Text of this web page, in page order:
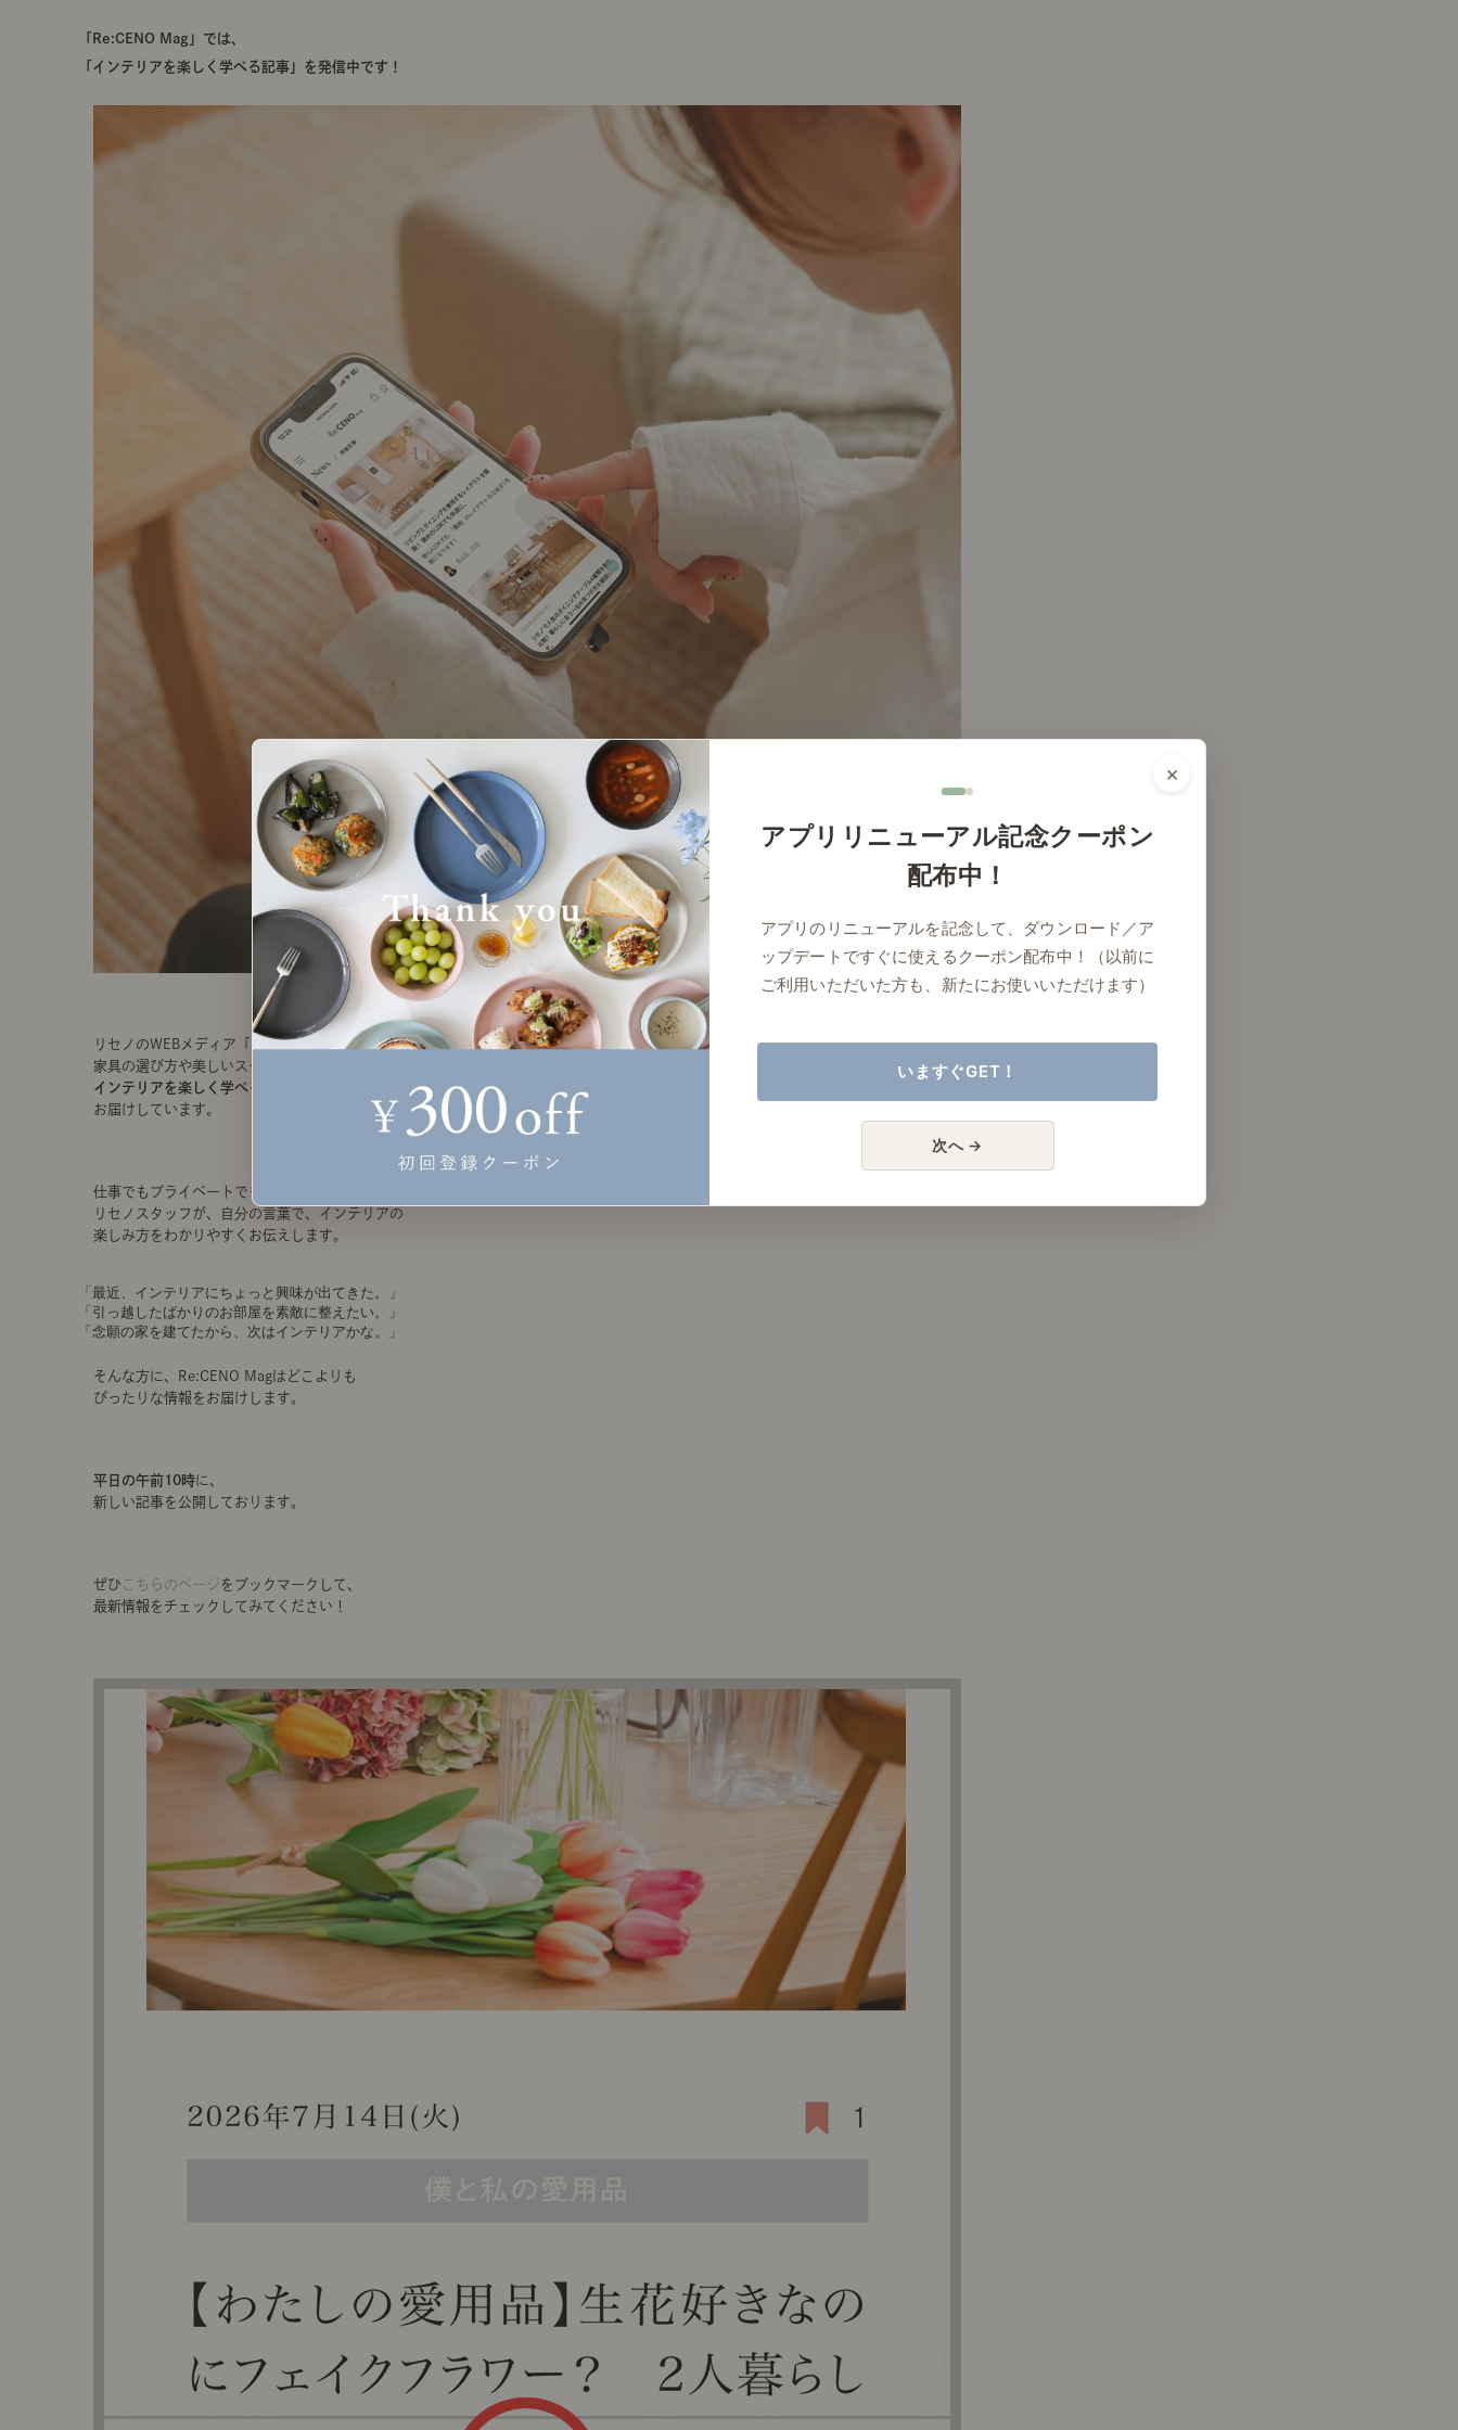
「Re:CENO Mag」では、
「インテリアを楽しく学べる記事」を発信中です！
リセノのWEBメディア「 Re:CENO Mag 」では、
家具の選び方や美しいスタイリングのコツなど、
インテリアを楽しく学べる記事
お届けしています。
仕事でもプライベートでも日々インテリアに熱中する
リセノスタッフが、自分の言葉で、インテリアの
楽しみ方をわかりやすくお伝えします。
「最近、インテリアにちょっと興味が出てきた。」
「引っ越したばかりのお部屋を素敵に整えたい。」
「念願の家を建てたから、次はインテリアかな。」
そんな方に、Re:CENO Magはどこよりも
ぴったりな情報をお届けします。
平日の午前10時に、
新しい記事を公開しております。
ぜひ こちらのページ をブックマークして、
最新情報をチェックしてみてください！
×
アプリリニューアル記念クーポン
配布中！
アプリのリニューアルを記念して、ダウンロード／ア
ップデートですぐに使えるクーポン配布中！（以前に
ご利用いただいた方も、新たにお使いいただけます）
いますぐGET！
次へ →